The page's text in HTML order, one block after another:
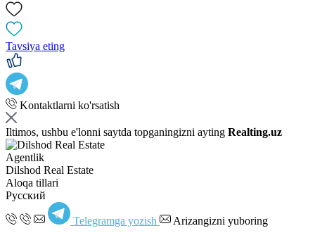
Tavsiya eting
Kontaktlarni ko'rsatish
Iltimos, ushbu e'lonni saytda topganingizni ayting Realting.uz
Agentlik
Dilshod Real Estate
Aloqa tillari
Русский
Telegramga yozish Arizangizni yuboring